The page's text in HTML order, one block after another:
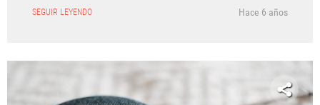
SEGUIR LEYENDO Hace 6 años